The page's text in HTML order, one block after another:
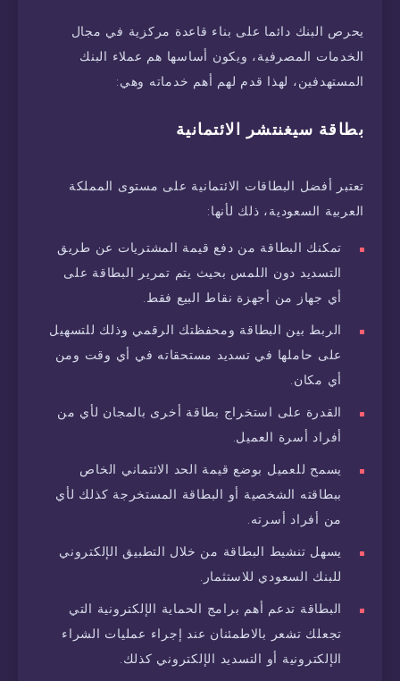
يحرص البنك دائما على بناء قاعدة مركزية في مجال
الخدمات المصرفية، ويكون أساسها هم عملاء البنك
المستهدفين، لهذا قدم لهم أهم خدماته وهي:
بطاقة سيغنتشر الائتمانية
تعتبر أفضل البطاقات الائتمانية على مستوى المملكة
العربية السعودية، ذلك لأنها:
تمكنك البطاقة من دفع قيمة المشتريات عن طريق
التسديد دون اللمس بحيث يتم تمرير البطاقة على
أي جهاز من أجهزة نقاط البيع فقط.
الربط بين البطاقة ومحفظتك الرقمي وذلك للتسهيل
على حاملها في تسديد مستحقاته في أي وقت ومن
أي مكان.
القدرة على استخراج بطاقة أخرى بالمجان لأي من
أفراد أسرة العميل.
يسمح للعميل بوضع قيمة الحد الائتماني الخاص
ببطاقته الشخصية أو البطاقة المستخرجة كذلك لأي
من أفراد أسرته.
يسهل تنشيط البطاقة من خلال التطبيق الإلكتروني
للبنك السعودي للاستثمار.
البطاقة تدعم أهم برامج الحماية الإلكترونية التي
تجعلك تشعر بالاطمئنان عند إجراء عمليات الشراء
الإلكترونية أو التسديد الإلكتروني كذلك.